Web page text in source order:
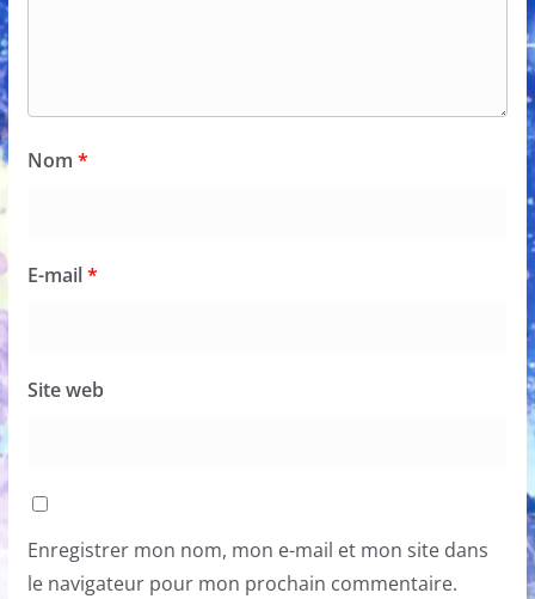
Nom *
E-mail*
Site web
Enregistrer mon nom, mon e-mail et mon site dans
le navigateur pour mon prochain commentaire.